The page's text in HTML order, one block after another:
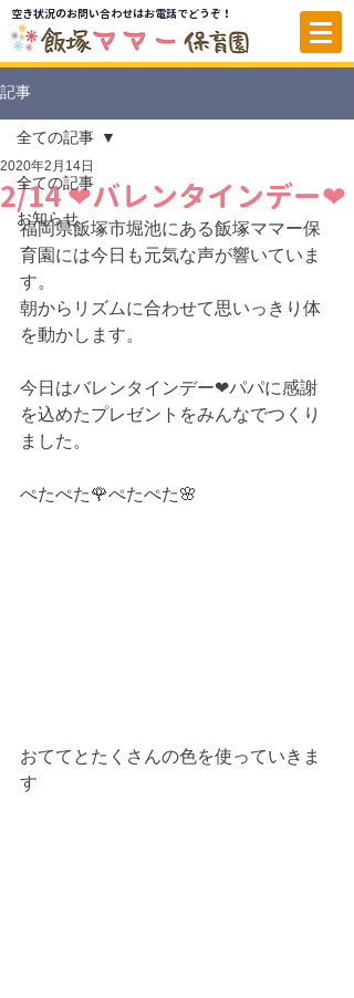
空き状況のお問い合わせはお電話でどうぞ！
記事
全ての記事
お知らせ
全ての記事
2/14 ❤バレンタインデー❤
2020年2月14日
福岡県飯塚市堀池にある飯塚ママー保
育園には今日も元気な声が響いていま
す。
朝からリズムに合わせて思いっきり体
を動かします。
今日はバレンタインデー❤パパに感謝
を込めたプレゼントをみんなでつくり
ました。
ぺたぺた🌹ぺたぺた🌸
おててとたくさんの色を使っていきま
す